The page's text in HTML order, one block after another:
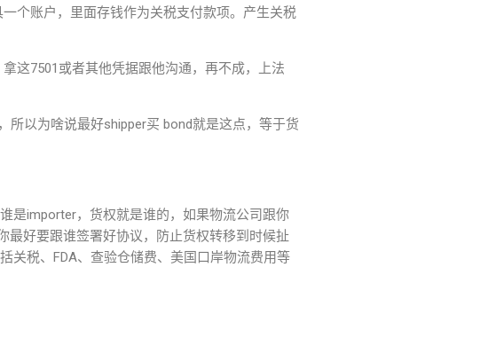
个账户，里面存钱作为关税支付款项。产生关税
这7501或者其他凭据跟他沟通，再不成，上法
所以为啥说最好shipper买 bond就是这点，等于货
是importer，货权就是谁的，如果物流公司跟你
好要跟谁签署好协议，防止货权转移到时候扯
关税、FDA、查验仓储费、美国口岸物流费用等